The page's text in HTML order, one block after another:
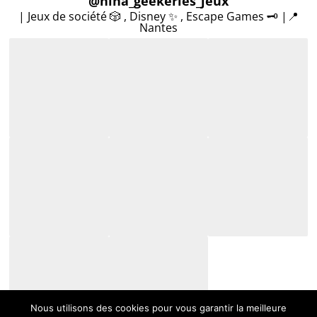
| Jeux de société 🎲 , Disney ✨ , Escape Games 🗝️ |📍
Nantes
Nous utilisons des cookies pour vous garantir la meilleure